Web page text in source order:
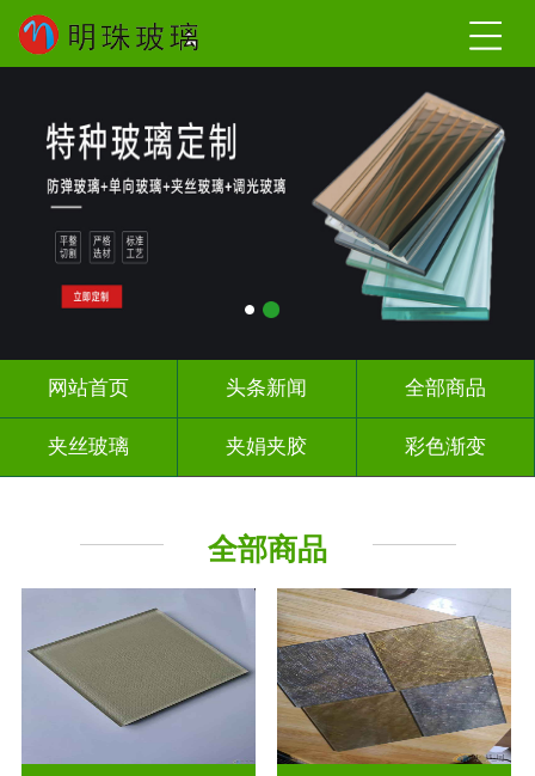
网站首页 头条新闻 全部商品
夹丝玻璃 夹娟夹胶 彩色渐变
屏风背景墙
全部商品